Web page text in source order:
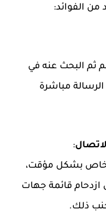
الفوائد:
ثم البحث عنه في
مباشرة
:
بشكل مؤقت،
قائمة جهات
ذلك.